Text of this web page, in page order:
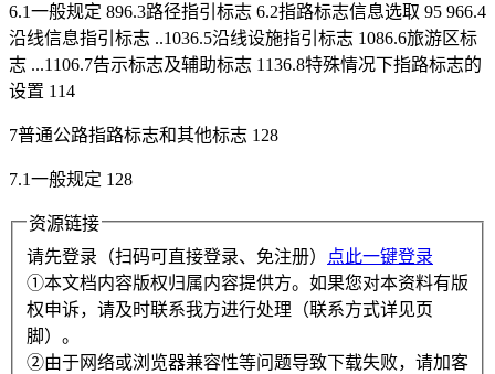
6.1一般规定 896.3路径指引标志 6.2指路标志信息选取 95 966.4
沿线信息指引标志 ..1036.5沿线设施指引标志 1086.6旅游区标
志 ...1106.7告示标志及辅助标志 1136.8特殊情况下指路标志的
设置 114
7普通公路指路标志和其他标志 128
7.1一般规定 128
资源链接
请先登录（扫码可直接登录、免注册）
点此一键登录
①本文档内容版权归属内容提供方。如果您对本资料有版
权申诉，请及时联系我方进行处理（联系方式详见页
脚）。
②由于网络或浏览器兼容性等问题导致下载失败，请加客